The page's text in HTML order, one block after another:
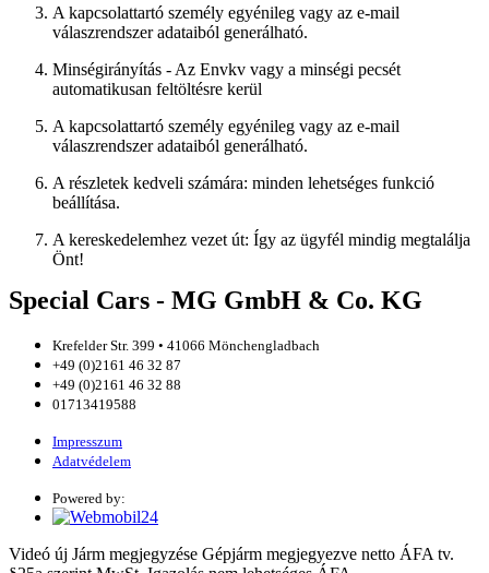
A kapcsolattartó személy egyénileg vagy az e-mail
válaszrendszer adataiból generálható.
Minségirányítás - Az Envkv vagy a minségi pecsét
automatikusan feltöltésre kerül
A kapcsolattartó személy egyénileg vagy az e-mail
válaszrendszer adataiból generálható.
A részletek kedveli számára: minden lehetséges funkció
beállítása.
A kereskedelemhez vezet út: Így az ügyfél mindig megtalálja
Önt!
Special Cars - MG GmbH & Co. KG
Krefelder Str. 399 • 41066 Mönchengladbach
+49 (0)2161 46 32 87
+49 (0)2161 46 32 88
01713419588
Impresszum
Adatvédelem
Powered by:
Videó új Járm megjegyzése Gépjárm megjegyezve netto ÁFA tv.